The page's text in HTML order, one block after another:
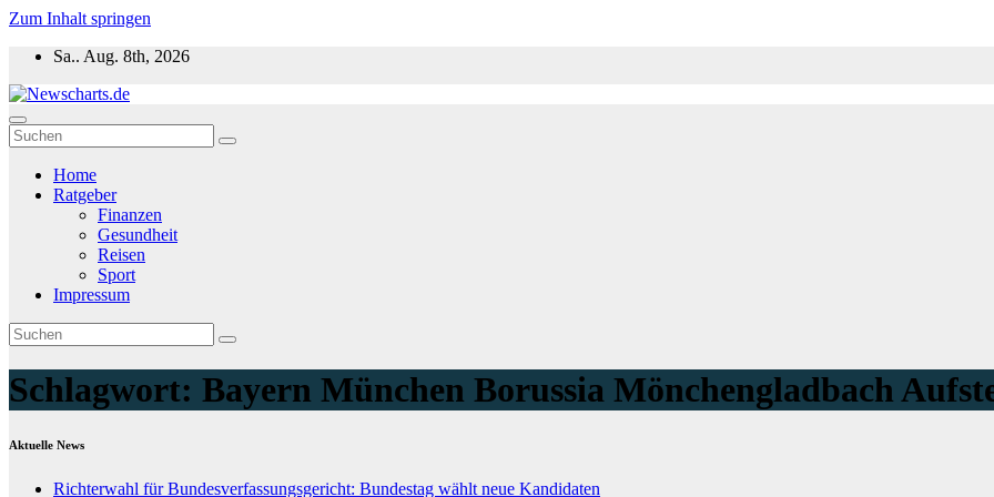
Zum Inhalt springen
Sa.. Aug. 8th, 2026
Newscharts.de
Aktuelle News zu Politik, Wirtschaft & Unterhaltung weltweit
Home
Ratgeber
Finanzen
Gesundheit
Reisen
Sport
Impressum
Schlagwort: Bayern München Borussia Mönchengladbach
Aktuelle News
Richterwahl für Bundesverfassungsgericht: Bundestag wählt neue Kandidaten